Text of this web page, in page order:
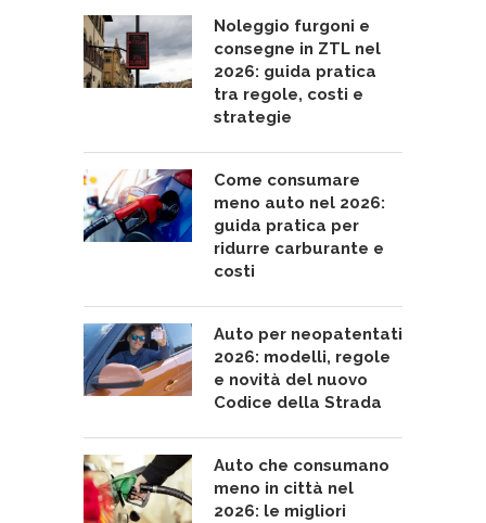
Noleggio furgoni e
consegne in ZTL nel
2026: guida pratica
tra regole, costi e
strategie
Come consumare
meno auto nel 2026:
guida pratica per
ridurre carburante e
costi
Auto per neopatentati
2026: modelli, regole
e novità del nuovo
Codice della Strada
Auto che consumano
meno in città nel
2026: le migliori